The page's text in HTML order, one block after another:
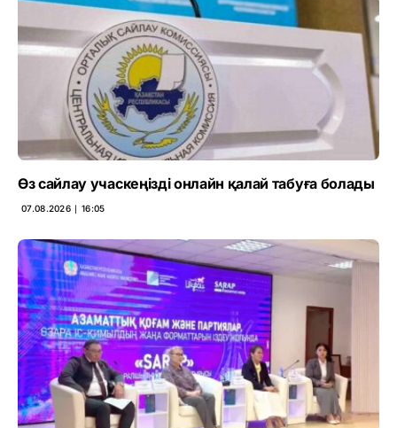
Өз сайлау учаскеңізді онлайн қалай табуға болады
07.08.2026 ∣ 16:05